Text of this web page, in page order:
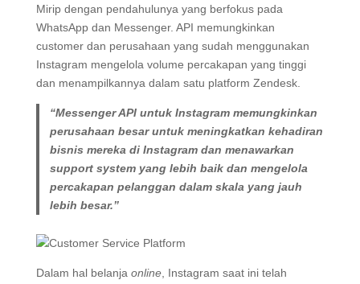
Mirip dengan pendahulunya yang berfokus pada
WhatsApp dan Messenger. API memungkinkan
customer dan perusahaan yang sudah menggunakan
Instagram mengelola volume percakapan yang tinggi
dan menampilkannya dalam satu platform Zendesk.
“Messenger API untuk Instagram memungkinkan
perusahaan besar untuk meningkatkan kehadiran
bisnis mereka di Instagram dan menawarkan
support system yang lebih baik dan mengelola
percakapan pelanggan dalam skala yang jauh
lebih besar.”
Dalam hal belanja online, Instagram saat ini telah